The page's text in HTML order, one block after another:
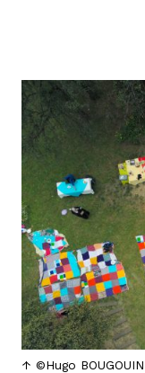
©Hugo BOUGOUIN